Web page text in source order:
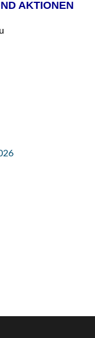
AKTIONEN